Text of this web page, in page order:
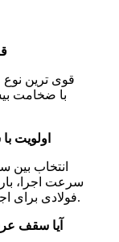
قوی ترین
اولویت
انتخاب
سرعت اجرا،
فولادی برای اجرای سریع و سبک سازی مناسب تر است.
آیا سقف